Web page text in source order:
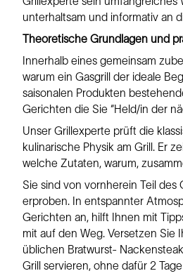
unterhaltsam und informativ an
Theoretische Grundlagen und
Innerhalb eines gemeinsam
warum ein Gasgrill der ideale
saisonalen Produkten
Gerichten die Sie “Held/in der
Unser Grillexperte prüft die
kulinarische Physik am Grill. Er
welche Zutaten, warum,
Sie sind von vornherein Teil
erproben. In entspannter
Gerichten an, hilft Ihnen mit
mit auf den Weg. Versetzen Sie
üblichen Bratwurst-
Grill servieren, ohne dafür 2